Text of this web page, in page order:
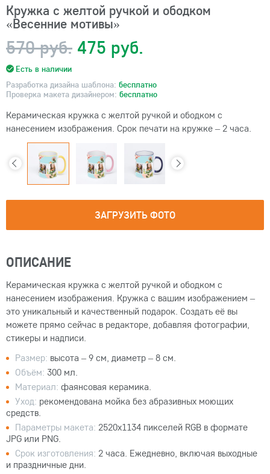
Кружка с желтой ручкой и ободком
«Весенние мотивы»
570 руб. 475 руб.
Есть в наличии
Разработка дизайна шаблона: бесплатно
Проверка макета дизайнером: бесплатно
Керамическая кружка с желтой ручкой и ободком с
нанесением изображения. Срок печати на кружке – 2 часа.
ЗАГРУЗИТЬ ФОТО
ОПИСАНИЕ
Керамическая кружка с желтой ручкой и ободком с
нанесением изображения. Кружка с вашим изображением –
это уникальный и качественный подарок. Создать её вы
можете прямо сейчас в редакторе, добавляя фотографии,
стикеры и надписи.
Размер: высота – 9 см, диаметр – 8 см.
Объём: 300 мл.
Материал: фаянсовая керамика.
Уход: рекомендована мойка без абразивных моющих
средств.
Параметры макета: 2520x1134 пикселей RGB в формате
JPG или PNG.
Срок изготовления: 2 часа. Ежедневно, включая выходные
и праздничные дни.